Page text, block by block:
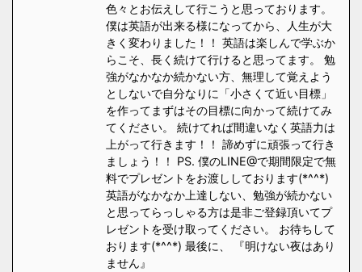
色々とお伝えして行こうと思っております。
僕は英語が出来る様になってから、人生が大
きく変わりました！！ 英語は楽しんで学ぶか
らこそ、長く続けて行けると思ってます。 勉
強がなかなか続かない方、無理して覚えよう
としないで自分なりに「小さくて近い目標」
を作ってまずはその目標に向かって続けてみ
てください。 続けてれば間違いなく英語力は
上がって行きます！！ 諦めずに頑張って行き
ましょう！！ PS. 僕のLINE@で期間限定で無
料でプレゼントをお渡ししております(*^^*)
英語がなかなか上達しない、勉強が続かない
と思ってらっしゃる方は是非ご登録頂いてプ
レゼントを受け取ってください。 お待ちして
おります(*^^*) 最後に、 『明けない夜はあり
ません』